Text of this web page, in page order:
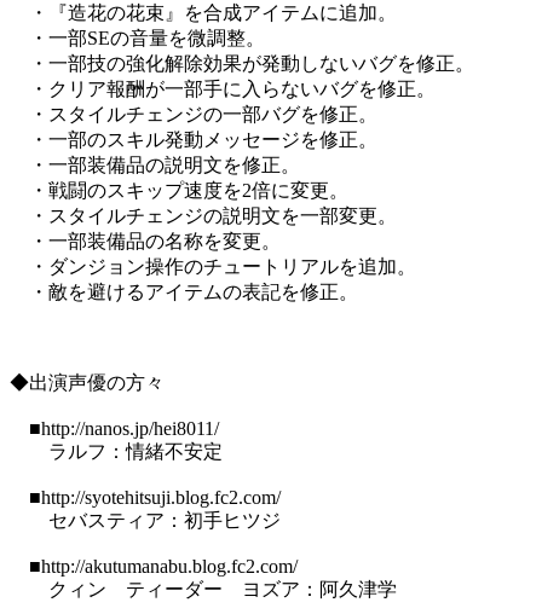
・『造花の花束』を合成アイテムに追加。
・一部SEの音量を微調整。
・一部技の強化解除効果が発動しないバグを修正。
・クリア報酬が一部手に入らないバグを修正。
・スタイルチェンジの一部バグを修正。
・一部のスキル発動メッセージを修正。
・一部装備品の説明文を修正。
・戦闘のスキップ速度を2倍に変更。
・スタイルチェンジの説明文を一部変更。
・一部装備品の名称を変更。
・ダンジョン操作のチュートリアルを追加。
・敵を避けるアイテムの表記を修正。
◆出演声優の方々
■http://nanos.jp/hei8011/
ラルフ：情緒不安定
■http://syotehitsuji.blog.fc2.com/
セバスティア：初手ヒツジ
■http://akutumanabu.blog.fc2.com/
クィン ティーダー ヨズア：阿久津学